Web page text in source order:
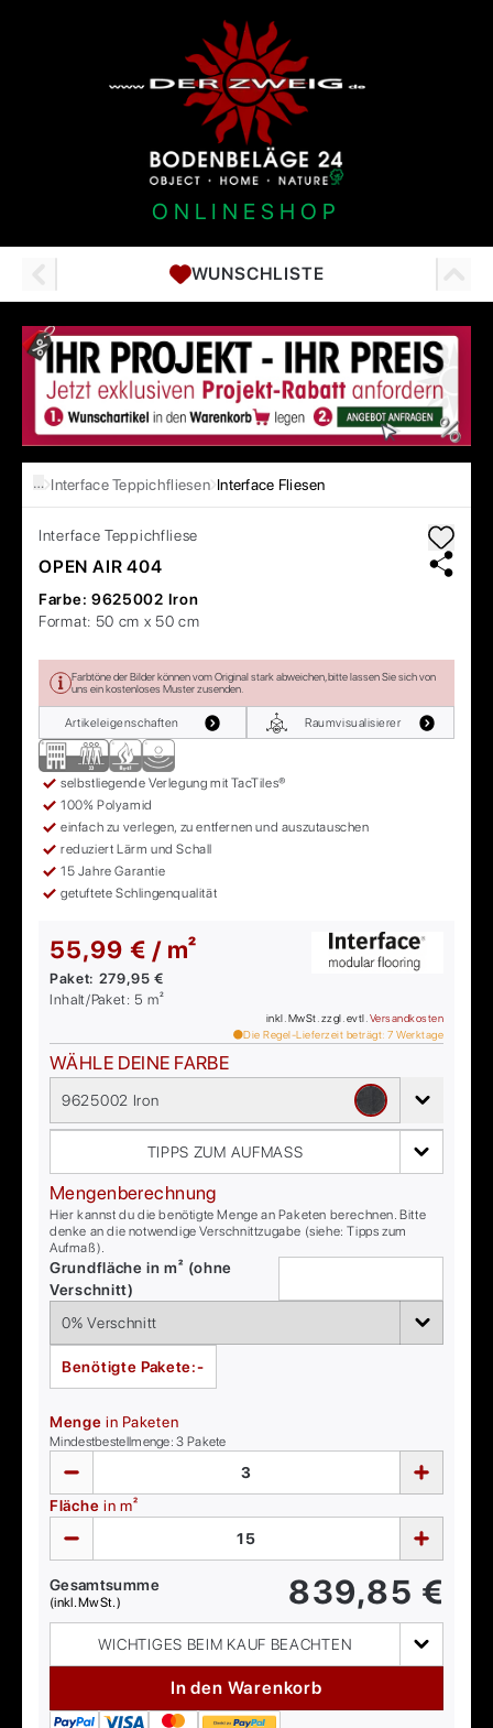
ONLINESHOP
WUNSCHLISTE
… Interface Teppichfliesen Interface Fliesen
Interface Teppichfliese
OPEN AIR 404
Farbe: 9625002 Iron
Format: 50 cm x 50 cm
Farbtöne der Bilder können vom Original stark abweichen, bitte lassen Sie sich von
uns ein kostenloses Muster zusenden.
Artikeleigenschaften Raumvisualisierer
selbstliegende Verlegung mit TacTiles®
100% Polyamid
einfach zu verlegen, zu entfernen und auszutauschen
reduziert Lärm und Schall
15 Jahre Garantie
getuftete Schlingenqualität
55,99 € / m²
Paket: 279,95 €
Inhalt/Paket: 5 m²
inkl. MwSt. zzgl. evtl. Versandkosten
Die Regel-Lieferzeit beträgt: 7 Werktage
WÄHLE DEINE FARBE
9625002 Iron
TIPPS ZUM AUFMASS
Mengenberechnung
Hier kannst du die benötigte Menge an Paketen berechnen. Bitte
denke an die notwendige Verschnittzugabe (siehe: Tipps zum
Aufmaß).
Grundfläche in m² (ohne
Verschnitt)
Benötigte Pakete:-
Menge in Paketen
Mindestbestellmenge:3 Pakete
Fläche in m²
Gesamtsumme
(inkl. MwSt.) 839,85 €
WICHTIGES BEIM KAUF BEACHTEN
In den Warenkorb